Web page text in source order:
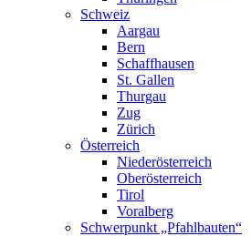
Schweiz
Aargau
Bern
Schaffhausen
St. Gallen
Thurgau
Zug
Zürich
Österreich
Niederösterreich
Oberösterreich
Tirol
Voralberg
Schwerpunkt „Pfahlbauten“